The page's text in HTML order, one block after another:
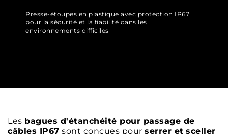
Presse-étoupes en plastique avec protection IP67
pour la sécurité et la fiabilité dans les
environnements difficiles
Les bagues d'étanchéité pour passage de
câbles IP67 sont conçues pour serrer et sceller